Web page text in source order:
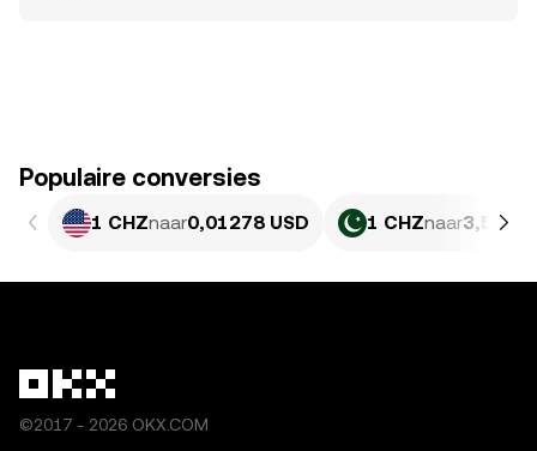
Populaire conversies
1 CHZnaar0,01278 USD 1 CHZnaar3,549
©2017 - 2026 OKX.COM